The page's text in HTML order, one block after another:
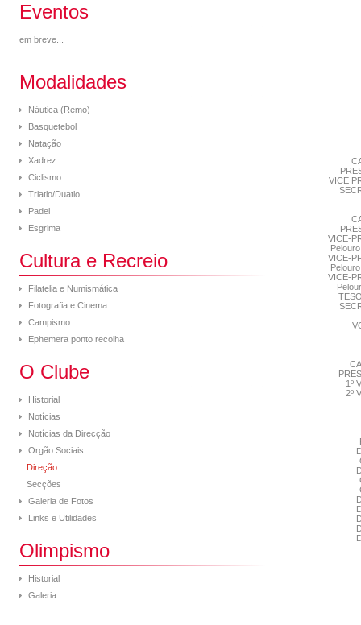
Eventos
em breve...
Modalidades
Náutica (Remo)
Basquetebol
Natação
Xadrez
Ciclismo
Triatlo/Duatlo
Padel
Esgrima
Cultura e Recreio
Filatelia e Numismática
Fotografia e Cinema
Campismo
Ephemera ponto recolha
O Clube
Historial
Notícias
Notícias da Direcção
Orgão Sociais
Direção
Secções
Galeria de Fotos
Links e Utilidades
Olimpismo
Historial
Galeria
VICE
VICE-
VICE-
VICE-
1º
2º